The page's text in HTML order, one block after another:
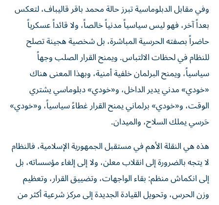
وفي مقابل الدبلوماسية تبرز حالة محمد باقر قاليباف، لتعكس
بعداً آخر، فهو ليس سياسياً مدنياً خالصاً، ولا قائداً عسكرياً
حاضراً بصفته الحرسية المباشرة، بل شخصية هجينة تصلح
للنظام في لحظات الالتباس. ويمنح القرار الصلب وجهاً
سياسياً، ويمنح البرلمان خلفية أمنية، وبهذا المعنى هناك
«خودي» مدني يدير الداخل، و«خودي» دبلوماسي يشتري
الوقت، و«خودي» برلماني يمنح القرار غطاءً سياسياً، و«خودي»
حَرسي يملك السلاح، والميدان.
هذه هي النقلة الأهم في مستقبل الجمهورية الإسلامية، فالنظام
لا يتجه بالضرورة إلى انقلاب معلن، ولا إلى إلغاء مؤسساته، بل
إلى انكماش منظم: بقاء الواجهات، وتضييق القرار، وتعظيم
وزن الحرس، وتحويل القيادة الجديدة إلى مركز شرعية أكثر من